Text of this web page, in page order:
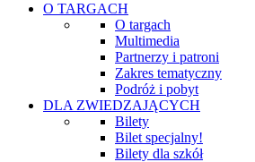
O TARGACH
O targach
Multimedia
Partnerzy i patroni
Zakres tematyczny
Podróż i pobyt
DLA ZWIEDZAJĄCYCH
Bilety
Bilet specjalny!
Bilety dla szkół